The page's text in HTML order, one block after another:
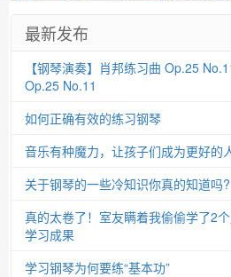
最新发布
【钢琴演奏】肖邦练习曲 Op.25
Op.25 No.11
如何正确有效的练习钢琴
音乐有种魔力，让孩子们成为更好的人
关于钢琴的一些冷知识你真的知道吗?
真的太卷了！室友瞒着我偷偷学了2
学习成果
学习钢琴为何要练“基本功”